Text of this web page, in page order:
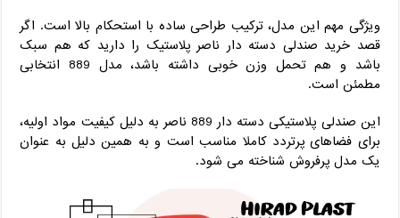
ویژگی مهم این مدل، ترکیب طراحی ساده با استحکام بالا است. اگر
قصد خرید صندلی دسته دار ناصر پلاستیک را دارید که هم سبک
باشد و هم تحمل وزن خوبی داشته باشد، مدل 889 انتخابی
مطمئن است.
این صندلی پلاستیکی دسته دار 889 ناصر به‌ دلیل کیفیت مواد اولیه،
برای فضاهای پرتردد کاملا مناسب است و به ‌همین دلیل به‌ عنوان
یک مدل پرفروش شناخته می ‌شود.